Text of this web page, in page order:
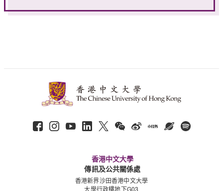
香港中文大學
傳訊及公共關係處
香港新界沙田香港中文大學
大學行政樓地下G03